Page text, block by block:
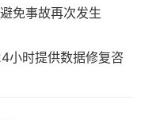
免事故再次发生
小时提供数据修复咨